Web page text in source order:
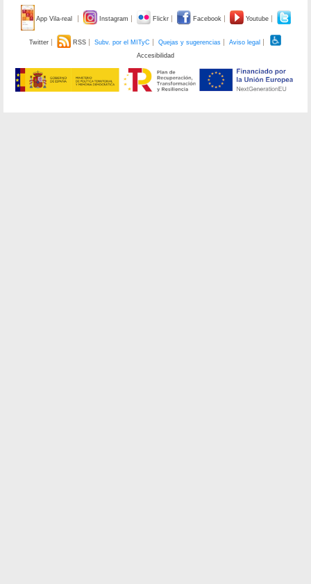
App Vila-real Instagram Flickr Facebook Youtube
Twitter RSS Subv. por el MITyC Quejas y sugerencias
Aviso legal
Accesibilidad